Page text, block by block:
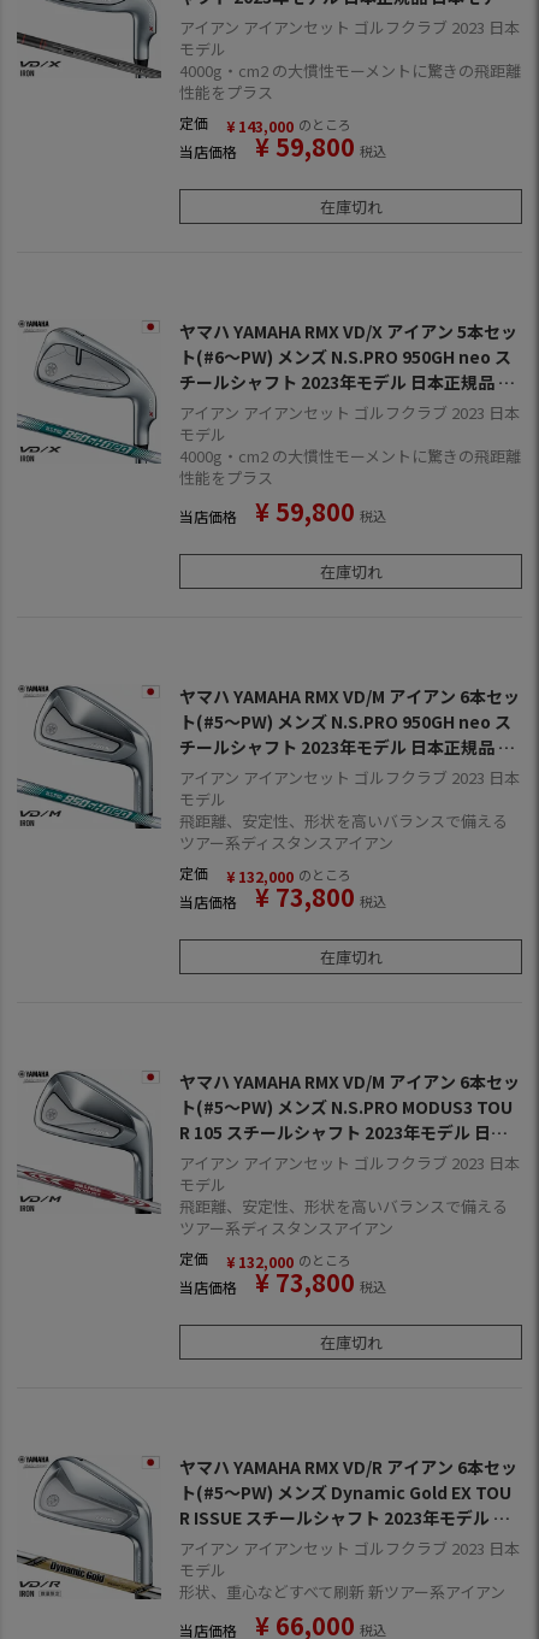
ゴルフ ゴルフクラブ 右用 右打ち 右利き ブイ
ディーエックス テンセイ
アイアン アイアンセット ゴルフクラブ 2023 日本
モデル
4000g・cm2 の大慣性モーメントに驚きの飛距離
性能をプラス
定価 ¥ 143,000 のところ
当店価格 ¥ 59,800 税込
在庫切れ
ヤマハ YAMAHA RMX VD/X アイアン 5本セッ
ト(#6～PW) メンズ N.S.PRO 950GH neo ス
チールシャフト 2023年モデル 日本正規品 日
本モデル ゴルフ ゴルフクラブ 右用 右打ち 右
利き ブイディーエックス NSプロ 950GHネオ
アイアン アイアンセット ゴルフクラブ 2023 日本
モデル
4000g・cm2 の大慣性モーメントに驚きの飛距離
性能をプラス
当店価格 ¥ 59,800 税込
在庫切れ
ヤマハ YAMAHA RMX VD/M アイアン 6本セッ
ト(#5～PW) メンズ N.S.PRO 950GH neo ス
チールシャフト 2023年モデル 日本正規品 日
本モデル ゴルフ ゴルフクラブ 右用 右打ち 右
利き ブイディーエム NSプロ 950GHネオ
アイアン アイアンセット ゴルフクラブ 2023 日本
モデル
飛距離、安定性、形状を高いバランスで備える
ツアー系ディスタンスアイアン
定価 ¥ 132,000 のところ
当店価格 ¥ 73,800 税込
在庫切れ
ヤマハ YAMAHA RMX VD/M アイアン 6本セッ
ト(#5～PW) メンズ N.S.PRO MODUS3 TOU
R 105 スチールシャフト 2023年モデル 日本
正規品 日本モデル ゴルフ ゴルフクラブ 右用
右打ち 右利き ブイディーエム NSプロ モーダ
スツアー105
アイアン アイアンセット ゴルフクラブ 2023 日本
モデル
飛距離、安定性、形状を高いバランスで備える
ツアー系ディスタンスアイアン
定価 ¥ 132,000 のところ
当店価格 ¥ 73,800 税込
在庫切れ
ヤマハ YAMAHA RMX VD/R アイアン 6本セッ
ト(#5～PW) メンズ Dynamic Gold EX TOU
R ISSUE スチールシャフト 2023年モデル 日
本正規品 日本モデル ゴルフ ゴルフクラブ 右
用 右打ち 右利き ブイディーアール ダイナミ
ックゴールドEX ツアーイシュー DGEX
アイアン アイアンセット ゴルフクラブ 2023 日本
モデル
形状、重心などすべて刷新 新ツアー系アイアン
当店価格 ¥ 66,000 税込